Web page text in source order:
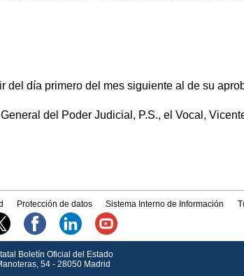
del día primero del mes siguiente al de su
del Poder Judicial, P.S., el Vocal,
Protección de datos Sistema Interno de Información
Boletín Oficial del Estado
54 - 28050 Madrid